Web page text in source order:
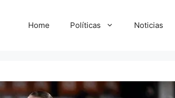
Home Políticas Noticias